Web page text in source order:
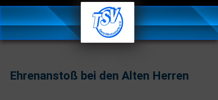
Ehrenanstoß bei den Alten Herren